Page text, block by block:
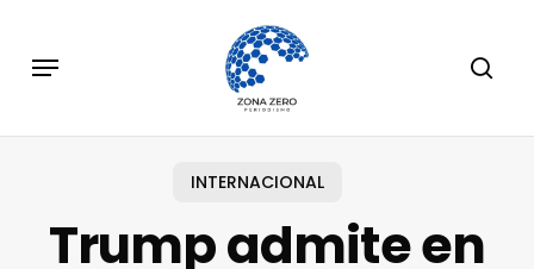
main
Menu
INTERNACIONAL
Trump admite en